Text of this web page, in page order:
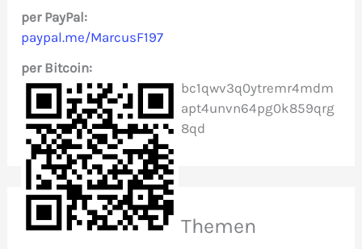
c
h
:
per PayPal:
paypal.me/MarcusF197
per Bitcoin:
bc1qwv3q0ytremr4mdm
apt4unvn64pg0k859qrg
8qd
Themen